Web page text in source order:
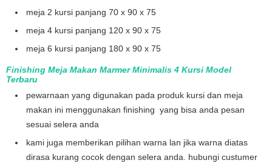
meja 2 kursi panjang 70 x 90 x 75
meja 4 kursi panjang 120 x 90 x 75
meja 6 kursi panjang 180 x 90 x 75
Finishing Meja Makan Marmer Minimalis 4 Kursi Model
Terbaru
pewarnaan yang digunakan pada produk kursi dan meja
makan ini menggunakan finishing yang bisa anda pesan
sesuai selera anda
kami juga memberikan pilihan warna lan jika warna diatas
dirasa kurang cocok dengan selera anda. hubungi custumer